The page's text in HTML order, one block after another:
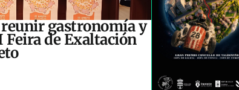
gastronomía y
de Exaltación